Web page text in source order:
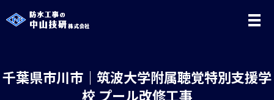
メ
千葉県市川市｜筑波大学附属聴覚特別支援学
校 プール改修工事